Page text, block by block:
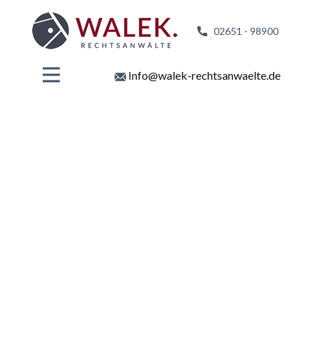
02651 - 98900
Info@walek-rechtsanwaelte.de